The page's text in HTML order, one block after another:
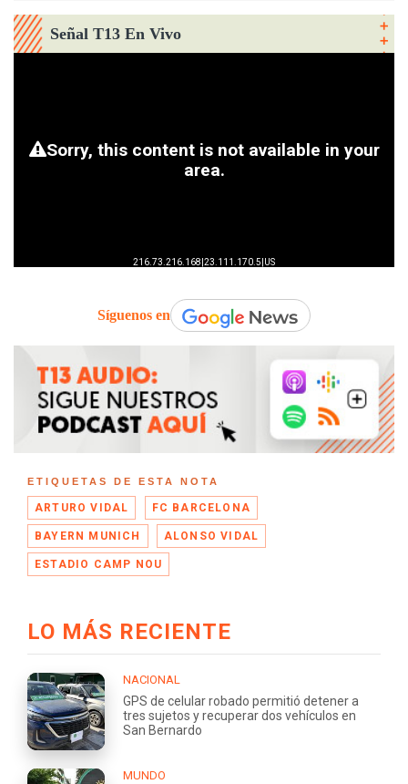
Señal T13 En Vivo
Síguenos en
ETIQUETAS DE ESTA NOTA
ARTURO VIDAL FC BARCELONA
BAYERN MUNICH ALONSO VIDAL
ESTADIO CAMP NOU
LO MÁS RECIENTE
NACIONAL
GPS de celular robado permitió detener a
tres sujetos y recuperar dos vehículos en
San Bernardo
MUNDO